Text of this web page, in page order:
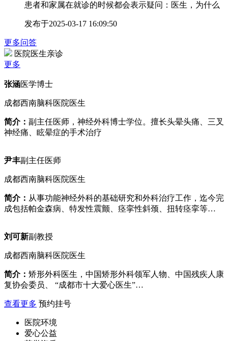
患者和家属在就诊的时候都会表示疑问：医生，为什么
发布于2025-03-17 16:09:50
更多问答
医院医生亲诊
更多
张涵医学博士
成都西南脑科医院医生
简介： 副主任医师，神经外科博士学位。擅长头晕头痛、三叉
神经痛、眩晕症的手术治疗
尹丰副主任医师
成都西南脑科医院医生
简介： 从事功能神经外科的基础研究和外科治疗工作，迄今完
成包括帕金森病、特发性震颤、痉挛性斜颈、扭转痉挛等…
刘可新副教授
成都西南脑科医院医生
简介： 矫形外科医生，中国矫形外科领军人物、中国残疾人康
复协会委员、 “成都市十大爱心医生”…
查看更多 预约挂号
医院环境
爱心公益